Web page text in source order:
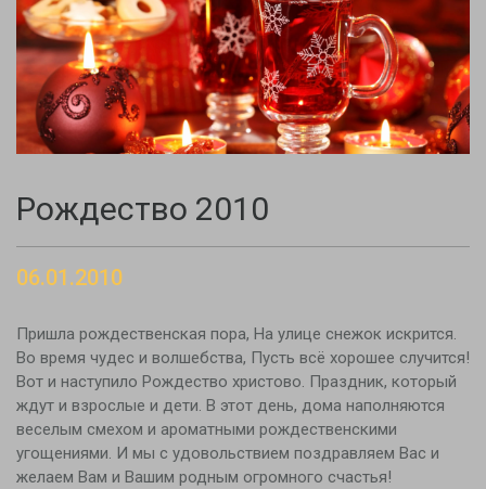
Рождество 2010
06.01.2010
Пришла рождественская пора, На улице снежок искрится.
Во время чудес и волшебства, Пусть всё хорошее случится!
Вот и наступило Рождество христово. Праздник, который
ждут и взрослые и дети. В этот день, дома наполняются
веселым смехом и ароматными рождественскими
угощениями. И мы с удовольствием поздравляем Вас и
желаем Вам и Вашим родным огромного счастья!